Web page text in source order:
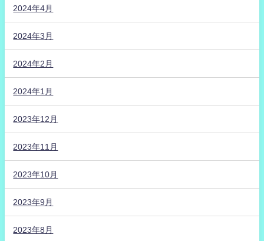
2024年4月
2024年3月
2024年2月
2024年1月
2023年12月
2023年11月
2023年10月
2023年9月
2023年8月